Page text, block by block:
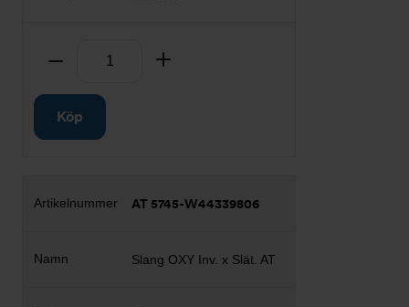
Ta bort
Köp
AT 5745-W44339806
Slang OXY Inv. x Slät. AT